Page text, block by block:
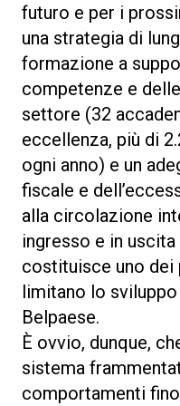
futuro e per i
una strategia di
formazione a
competenze e
settore (32
eccellenza, più di
ogni anno) e un
fiscale e
alla circolazione
ingresso e in uscita
costituisce uno dei
limitano lo sviluppo
Belpaese.
È ovvio, dunque,
sistema
comportamenti